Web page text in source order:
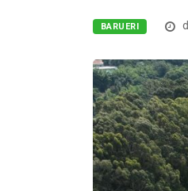
BARUERI